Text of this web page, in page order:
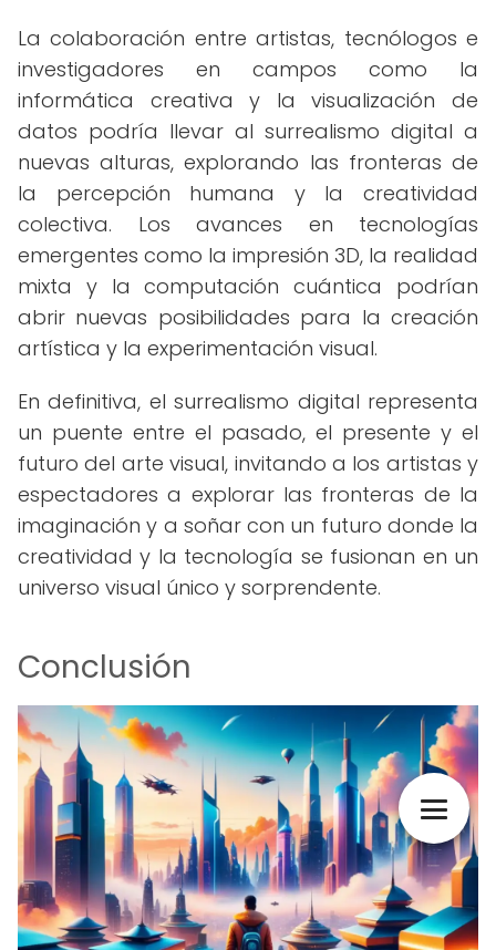
La colaboración entre artistas, tecnólogos e
investigadores en campos como la
informática creativa y la visualización de
datos podría llevar al surrealismo digital a
nuevas alturas, explorando las fronteras de
la percepción humana y la creatividad
colectiva. Los avances en tecnologías
emergentes como la impresión 3D, la realidad
mixta y la computación cuántica podrían
abrir nuevas posibilidades para la creación
artística y la experimentación visual.
En definitiva, el surrealismo digital representa
un puente entre el pasado, el presente y el
futuro del arte visual, invitando a los artistas y
espectadores a explorar las fronteras de la
imaginación y a soñar con un futuro donde la
creatividad y la tecnología se fusionan en un
universo visual único y sorprendente.
Conclusión